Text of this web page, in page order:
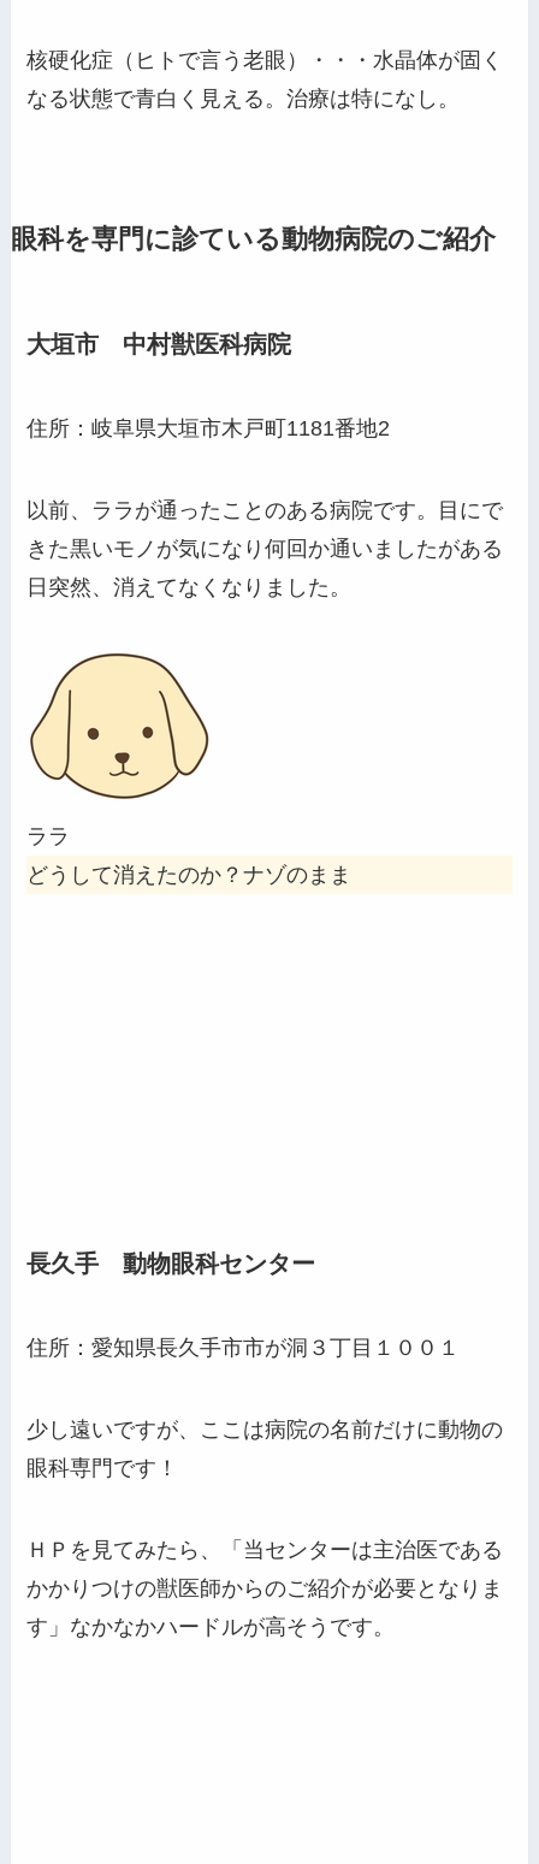
核硬化症（ヒトで言う老眼）・・・水晶体が固く
なる状態で青白く見える。治療は特になし。
眼科を専門に診ている動物病院のご紹介
大垣市 中村獣医科病院
住所：岐阜県大垣市木戸町1181番地2
以前、ララが通ったことのある病院です。目にで
きた黒いモノが気になり何回か通いましたがある
日突然、消えてなくなりました。
ララ
どうして消えたのか？ナゾのまま
長久手 動物眼科センター
住所：愛知県長久手市市が洞３丁目１００１
少し遠いですが、ここは病院の名前だけに動物の
眼科専門です！
ＨＰを見てみたら、「当センターは主治医である
かかりつけの獣医師からのご紹介が必要となりま
す」なかなかハードルが高そうです。